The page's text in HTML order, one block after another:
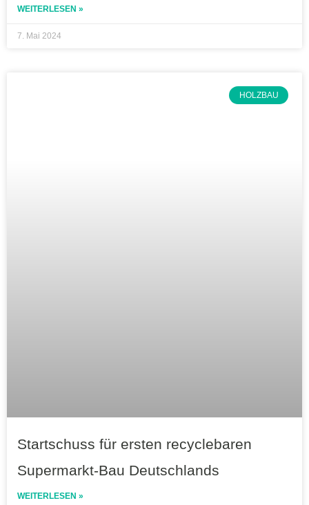
WEITERLESEN »
7. Mai 2024
HOLZBAU
Startschuss für ersten recyclebaren
Supermarkt-Bau Deutschlands
WEITERLESEN »